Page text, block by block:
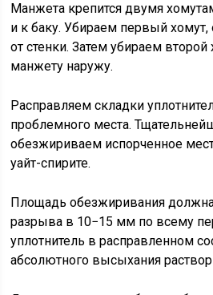
Манжета крепится двумя
и к баку. Убираем первый
от стенки. Затем убираем
манжету наружу.
Расправляем складки
проблемного места.
обезжириваем испорченное
уайт-спирите.
Площадь обезжиривания
разрыва в 10−15 мм по всему
уплотнитель в расправленном
абсолютного высыхания